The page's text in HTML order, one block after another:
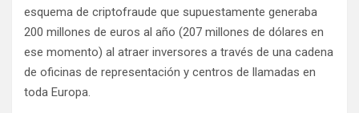
esquema de criptofraude que supuestamente generaba
200 millones de euros al año (207 millones de dólares en
ese momento) al atraer inversores a través de una cadena
de oficinas de representación y centros de llamadas en
toda Europa.